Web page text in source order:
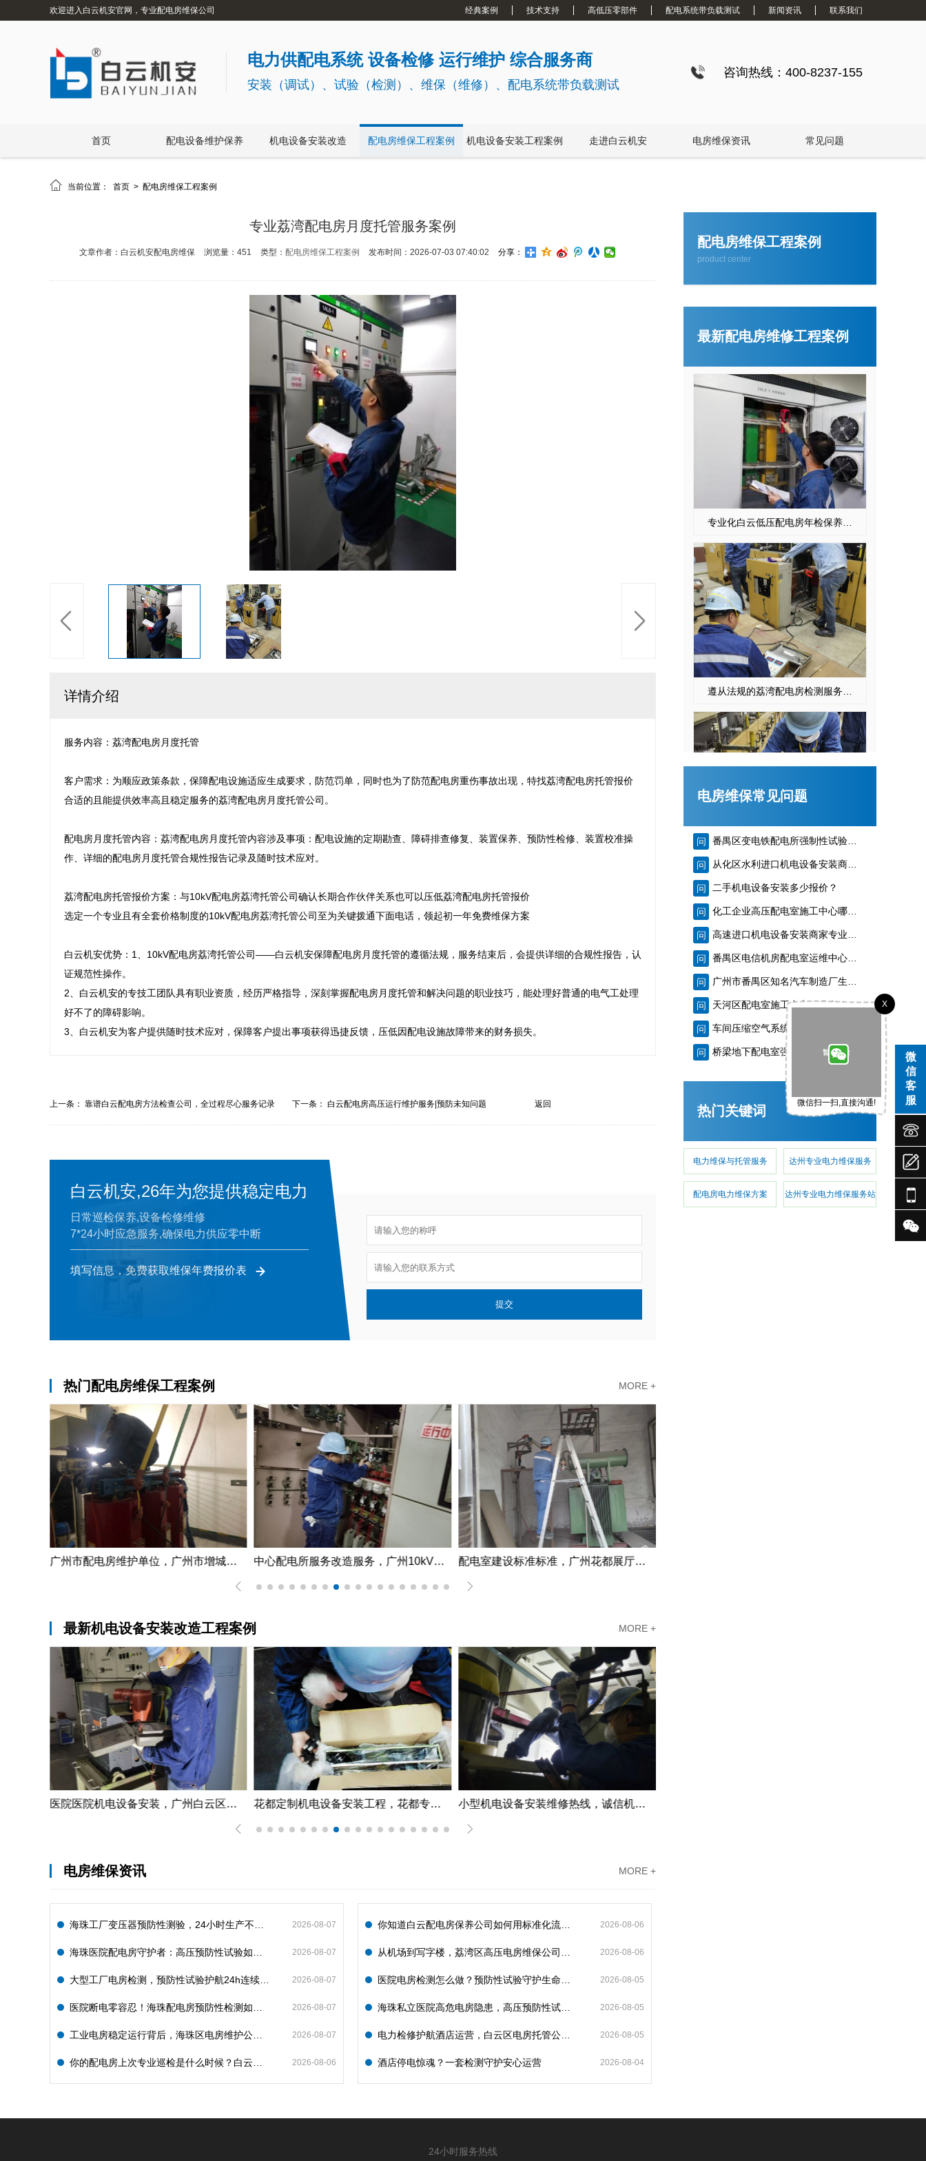
欢迎进入白云机安官网，专业配电房维保公司 经典案例 技术支持 高低压零部件 配电系统带负载测试 新闻资讯 联系我们
电力供配电系统 设备检修 运行维护 综合服务商
安装（调试）、试验（检测）、维保（维修）、配电系统带负载测试
咨询热线：400-8237-155
首页 配电设备维护保养 机电设备安装改造 配电房维保工程案例 机电设备安装工程案例 走进白云机安 电房维保资讯 常见问题
 当前位置： 首页 > 配电房维保工程案例
配电房维保工程案例
product center
最新配电房维修工程案例
专家的荔湾配电房10kV检查服务，维持市场运作
白云配电房检查案例|合规合法
电房维保常见问题
问
问
问 二手机电设备安装多少报价？
问
问
问
问
问 天河区配电室施工中心哪里有？
问
问 桥梁地下配电室强制性试验师傅价钱多少？
热门关键词
电力维保与托管服务 达州专业电力维保服务
配电房电力维保方案 达州专业电力维保服务站
专业荔湾配电房月度托管服务案例
文章作者：白云机安配电房维保 浏览量：451 类型： 配电房维保工程案例 发布时间：2026-07-03 07:40:02 分享：
详情介绍
服务内容：荔湾配电房月度托管
客户需求：为顺应政策条款，保障配电设施适应生成要求，防范罚单，同时也为了防范配电房重伤事故出现，特找荔湾配电房托管报价
合适的且能提供效率高且稳定服务的荔湾配电房月度托管公司。
配电房月度托管内容：荔湾配电房月度托管内容涉及事项：配电设施的定期勘查、障碍排查修复、装置保养、预防性检修、装置校准操
作、详细的配电房月度托管合规性报告记录及随时技术应对。
荔湾配电房托管报价方案：与10kV配电房荔湾托管公司确认长期合作伙伴关系也可以压低荔湾配电房托管报价
选定一个专业且有全套价格制度的10kV配电房荔湾托管公司至为关键拨通下面电话，领起初一年免费维保方案
白云机安优势：1、10kV配电房荔湾托管公司——白云机安保障配电房月度托管的遵循法规，服务结束后，会提供详细的合规性报告，认
证规范性操作。
2、白云机安的专技工团队具有职业资质，经历严格指导，深刻掌握配电房月度托管和解决问题的职业技巧，能处理好普通的电气工处理
好不了的障碍影响。
3、白云机安为客户提供随时技术应对，保障客户提出事项获得迅捷反馈，压低因配电设施故障带来的财务损失。
上一条： 靠谱白云配电房方法检查公司，全过程尽心服务记录 下一条： 白云配电房高压运行维护服务|预防未知问题 返回
白云机安,26年为您提供稳定电力
日常巡检保养,设备检修维修
7*24小时应急服务,确保电力供应零中断
填写信息，免费获取维保年费报价表
热门配电房维保工程案例 MORE +
广州市配电房维护单位，广州市增城配电房检查服务案例 中心配电所服务改造服务，广州10kV配电所检修服务案例 配电室建设标准标准，广州花都展厅标准化配电室巡查服务案例
最新机电设备安装改造工程案例 MORE +
医院医院机电设备安装，广州白云区饮料工厂饮料灌装设备安装案例 花都定制机电设备安装工程，花都专用机电设备安装服务公司提供仓储物流中心物流设备安装案例分享 小型机电设备安装维修热线，诚信机电设备安装有限公司提供商场电梯和自动扶梯安装案例分享
电房维保资讯 MORE +
2026-08-07
2026-08-07
2026-08-07
2026-08-07
2026-08-07
2026-08-06
2026-08-06
2026-08-06
2026-08-05
2026-08-05
2026-08-05
酒店停电惊魂？一套检测守护安心运营 2026-08-04
24小时服务热线
微
信
客
服
X
微信扫一扫,直接沟通!




